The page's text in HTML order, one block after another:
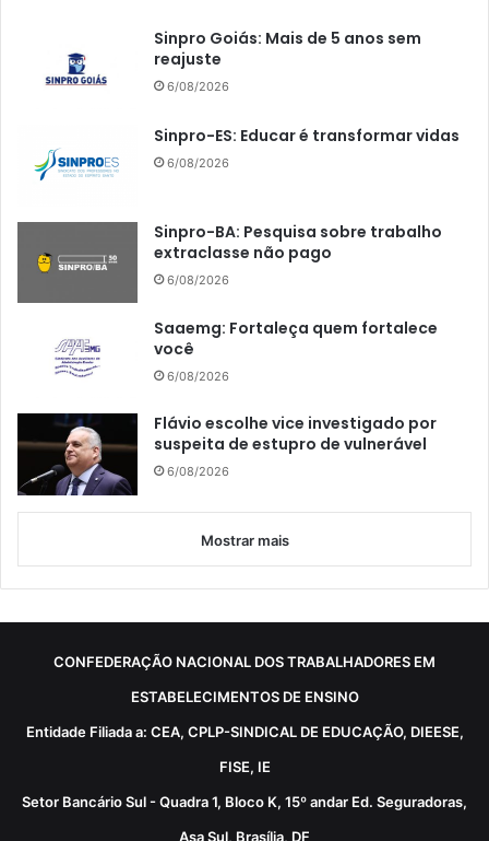
Sinpro Goiás: Mais de 5 anos sem
reajuste
6/08/2026
Sinpro-ES: Educar é transformar vidas
6/08/2026
Sinpro-BA: Pesquisa sobre trabalho
extraclasse não pago
6/08/2026
Saaemg: Fortaleça quem fortalece
você
6/08/2026
Flávio escolhe vice investigado por
suspeita de estupro de vulnerável
6/08/2026
Mostrar mais
CONFEDERAÇÃO NACIONAL DOS TRABALHADORES EM
ESTABELECIMENTOS DE ENSINO
Entidade Filiada a: CEA, CPLP-SINDICAL DE EDUCAÇÃO, DIEESE,
FISE, IE
Setor Bancário Sul - Quadra 1, Bloco K, 15º andar Ed. Seguradoras,
Asa Sul, Brasília, DF